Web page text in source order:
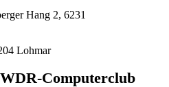
Hang 2, 6231
Lohmar
Computerclub